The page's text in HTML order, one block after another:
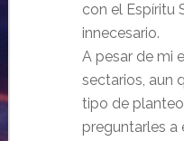
con el Espíritu
innecesario.
A pesar de mi
sectarios, aun
tipo de
preguntarles a